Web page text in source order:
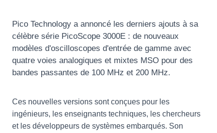
Pico Technology a annoncé les derniers ajouts à sa
célèbre série PicoScope 3000E : de nouveaux
modèles d'oscilloscopes d'entrée de gamme avec
quatre voies analogiques et mixtes MSO pour des
bandes passantes de 100 MHz et 200 MHz.
Ces nouvelles versions sont conçues pour les
ingénieurs, les enseignants techniques, les chercheurs
et les développeurs de systèmes embarqués. Son